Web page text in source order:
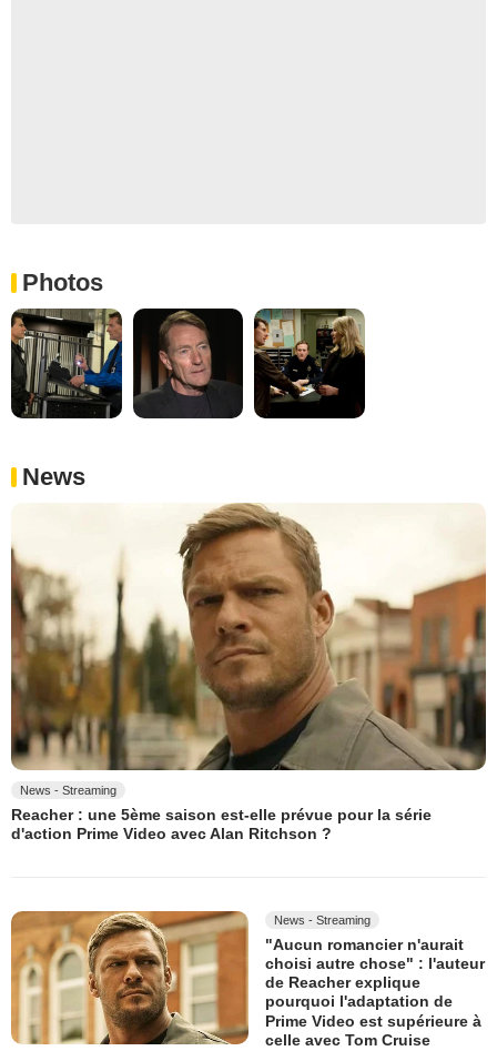
Photos
News
News - Streaming
Reacher : une 5ème saison est-elle prévue pour la série
d'action Prime Video avec Alan Ritchson ?
News - Streaming
"Aucun romancier n'aurait
choisi autre chose" : l'auteur
de Reacher explique
pourquoi l'adaptation de
Prime Video est supérieure à
celle avec Tom Cruise